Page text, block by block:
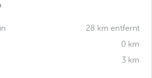
28 km entfernt
0 km
3 km